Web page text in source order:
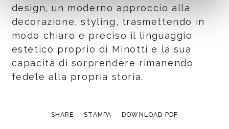
design, un moderno approccio alla
decorazione, styling, trasmettendo in
modo chiaro e preciso il linguaggio
estetico proprio di Minotti e la sua
capacità di sorprendere rimanendo
fedele alla propria storia.
SHARE STAMPA DOWNLOAD PDF